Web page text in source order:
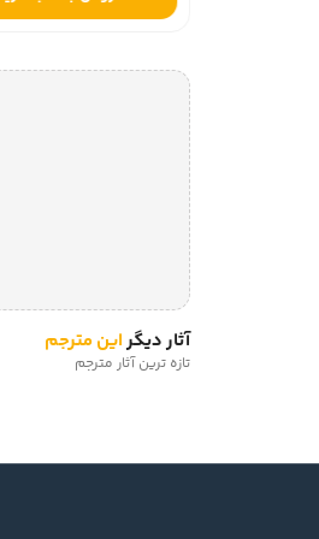
آثار دیگراین مترجم
تازه ترین آثار مترجم